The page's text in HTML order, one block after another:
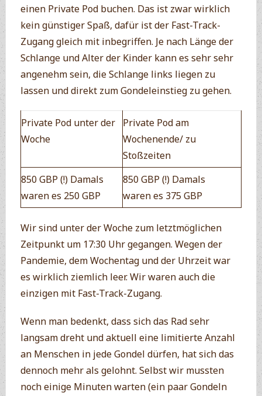
einen Private Pod buchen. Das ist zwar wirklich
kein günstiger Spaß, dafür ist der Fast-Track-
Zugang gleich mit inbegriffen. Je nach Länge der
Schlange und Alter der Kinder kann es sehr sehr
angenehm sein, die Schlange links liegen zu
lassen und direkt zum Gondeleinstieg zu gehen.
Private Pod unter der
Woche
Private Pod am
Wochenende/ zu
Stoßzeiten
850 GBP (!) Damals
waren es 250 GBP
850 GBP (!) Damals
waren es 375 GBP
Wir sind unter der Woche zum letztmöglichen
Zeitpunkt um 17:30 Uhr gegangen. Wegen der
Pandemie, dem Wochentag und der Uhrzeit war
es wirklich ziemlich leer. Wir waren auch die
einzigen mit Fast-Track-Zugang.
Wenn man bedenkt, dass sich das Rad sehr
langsam dreht und aktuell eine limitierte Anzahl
an Menschen in jede Gondel dürfen, hat sich das
dennoch mehr als gelohnt. Selbst wir mussten
noch einige Minuten warten (ein paar Gondeln